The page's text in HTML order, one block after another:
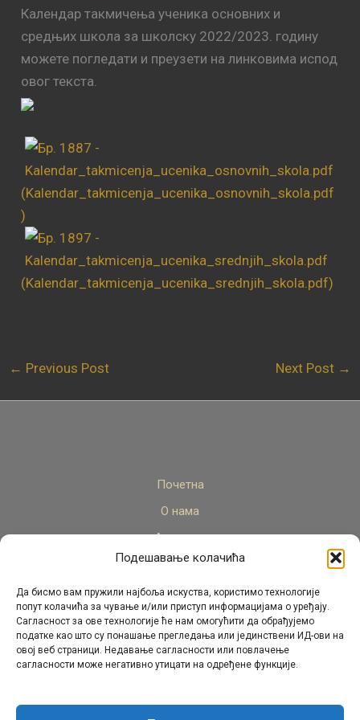
Подешавање колачића
Да бисмо вам пружили најбоља искуства, користимо технологије
попут колачића за чување и/или приступ информацијама о уређају.
Сагласност за ове технологије ће нам омогућити да обрађујемо
податке као што су понашање прегледања или јединствени ИД-ови на
овој веб страници. Недавање сагласности или повлачење
сагласности може негативно утицати на одређене функције.
Календар такмичења ученика основних и
средњих школа за школску 2022/2023. годину
можете погледати и преузети на линковима испод
овог текста.
(Kalendar_takmicenja_ucenika_osnovnih_skola.pdf
)
(Kalendar_takmicenja_ucenika_srednjih_skola.pdf)
← Previous Post Next Post →
Почетна
О нама
Актуелно
Стручни кадар
Пројекти
Архива
Контакт